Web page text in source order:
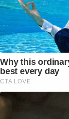
Why this
best every day
CTA LOVE